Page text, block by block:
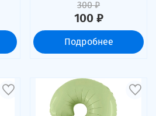
300 ₽
100 ₽
Подробнее